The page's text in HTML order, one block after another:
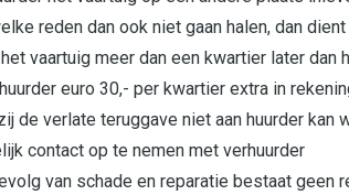
reden dan ook niet gaan halen, dan
vaartuig meer dan een kwartier later dan
euro 30,- per kwartier extra in
de verlate teruggave niet aan huurder kan
contact op te nemen met verhuurder
van schade en reparatie bestaat geen